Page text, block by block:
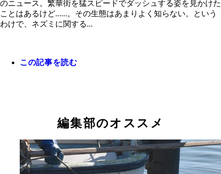
のニュース。繁華街を猛スピードでダッシュする姿を見かけた
ことはあるけど......。その生態はあまりよく知らない。という
わけで、ネズミに関する...
この記事を読む
編集部のオススメ